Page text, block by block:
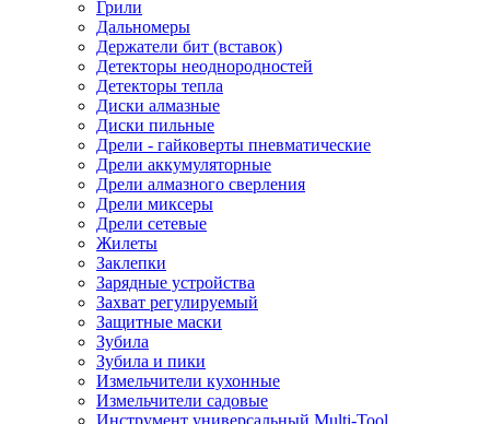
Грили
Дальномеры
Держатели бит (вставок)
Детекторы неоднородностей
Детекторы тепла
Диски алмазные
Диски пильные
Дрели - гайковерты пневматические
Дрели аккумуляторные
Дрели алмазного сверления
Дрели миксеры
Дрели сетевые
Жилеты
Заклепки
Зарядные устройства
Захват регулируемый
Защитные маски
Зубила
Зубила и пики
Измельчители кухонные
Измельчители садовые
Инструмент универсальный Multi-Tool